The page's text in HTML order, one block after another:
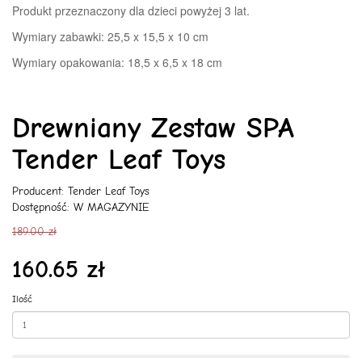
Produkt przeznaczony dla dzieci powyżej 3 lat.
Wymiary zabawki: 25,5 x 15,5 x 10 cm
Wymiary opakowania: 18,5 x 6,5 x 18 cm
Drewniany Zestaw SPA
Tender Leaf Toys
Producent: Tender Leaf Toys
Dostępność: W MAGAZYNIE
189.00 zł
160.65 zł
Ilość